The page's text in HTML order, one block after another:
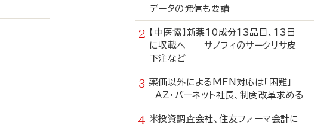
データの発信も要請
【中医協】新薬10成分13品目、13日
に収載へ サノフィのサークリサ皮
下注など
薬価以外によるMFN対応は「困難」
AZ・バーネット社長、制度改革求める
米投資調査会社、住友ファーマ会計に